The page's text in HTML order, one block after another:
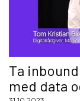
Ta
med data